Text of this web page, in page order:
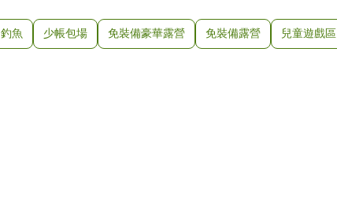
釣魚 少帳包場 免裝備豪華露營 免裝備露營 兒童遊戲區